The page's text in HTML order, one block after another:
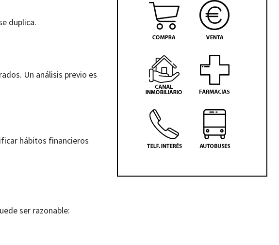
duplica.
Un análisis previo es
hábitos financieros
ser razonable: